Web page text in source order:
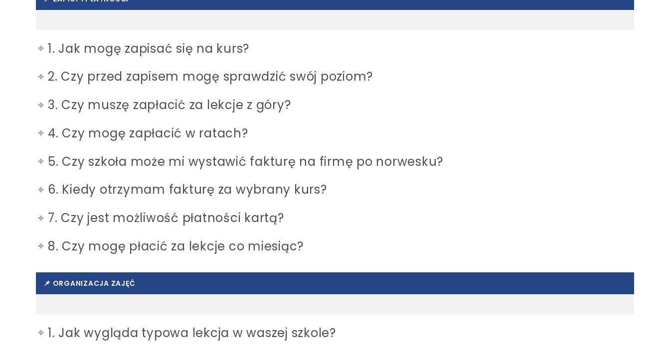
1. Jak mogę zapisać się na kurs?
2. Czy przed zapisem mogę sprawdzić swój poziom?
3. Czy muszę zapłacić za lekcje z góry?
4. Czy mogę zapłacić w ratach?
5. Czy szkoła może mi wystawić fakturę na firmę po norwesku?
6. Kiedy otrzymam fakturę za wybrany kurs?
7. Czy jest możliwość płatności kartą?
8. Czy mogę płacić za lekcje co miesiąc?
📌 ORGANIZACJA ZAJĘĆ
1. Jak wygląda typowa lekcja w waszej szkole?